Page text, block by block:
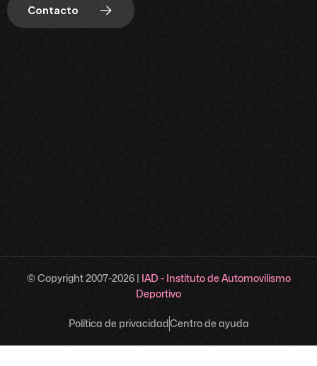
Contacto
© Copyright 2007-2026| IAD - Instituto de Automovilismo
Deportivo
Política de privacidadCentro de ayuda